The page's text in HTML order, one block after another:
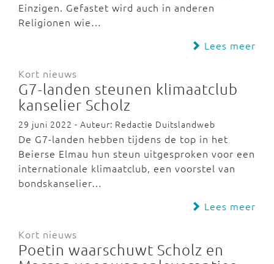
Einzigen. Gefastet wird auch in anderen
Religionen wie…
Lees meer
Kort nieuws
G7-landen steunen klimaatclub
kanselier Scholz
29 juni 2022 - Auteur: Redactie Duitslandweb
De G7-landen hebben tijdens de top in het
Beierse Elmau hun steun uitgesproken voor een
internationale klimaatclub, een voorstel van
bondskanselier…
Lees meer
Kort nieuws
Poetin waarschuwt Scholz en